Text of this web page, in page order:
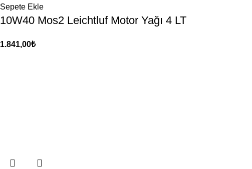
Sepete Ekle
10W40 Mos2 Leichtluf Motor Yağı 4 LT
1.841,00₺